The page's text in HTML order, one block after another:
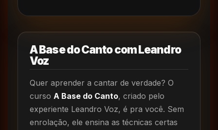
A Base do Canto com Leandro
Voz
Quer aprender a cantar de verdade? O
curso A Base do Canto, criado pelo
experiente Leandro Voz, é pra você. Sem
enrolação, ele ensina as técnicas certas